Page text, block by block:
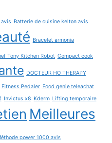
Batterie de cuisine kelton avis
Bracelet armonia
Tony Kitchen Robot Compact cook
DOCTEUR HO THERAPY
Fitness Pedaler Food genie teleachat
Invictus x8 Kderm Lifting temporaire
Meilleures
power 1000 avis